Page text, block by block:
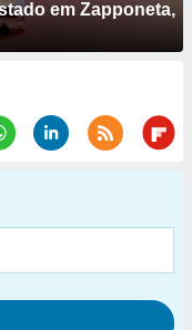
em Zapponeta,